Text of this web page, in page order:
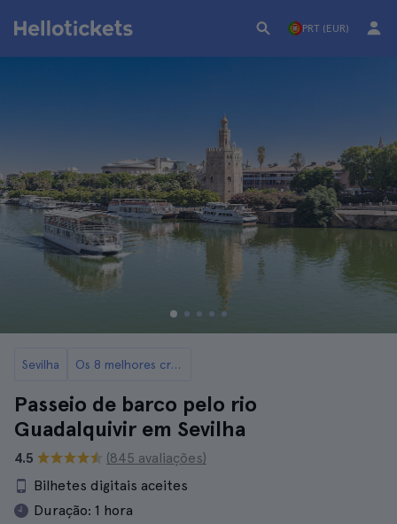
PRT (EUR)
Sevilha Os 8 melhores cruzeiros e passeios de barco por Sevilha
Passeio de barco pelo rio
Guadalquivir em Sevilha
4.5
(845 avaliações)
Bilhetes digitais aceites
Duração: 1 hora